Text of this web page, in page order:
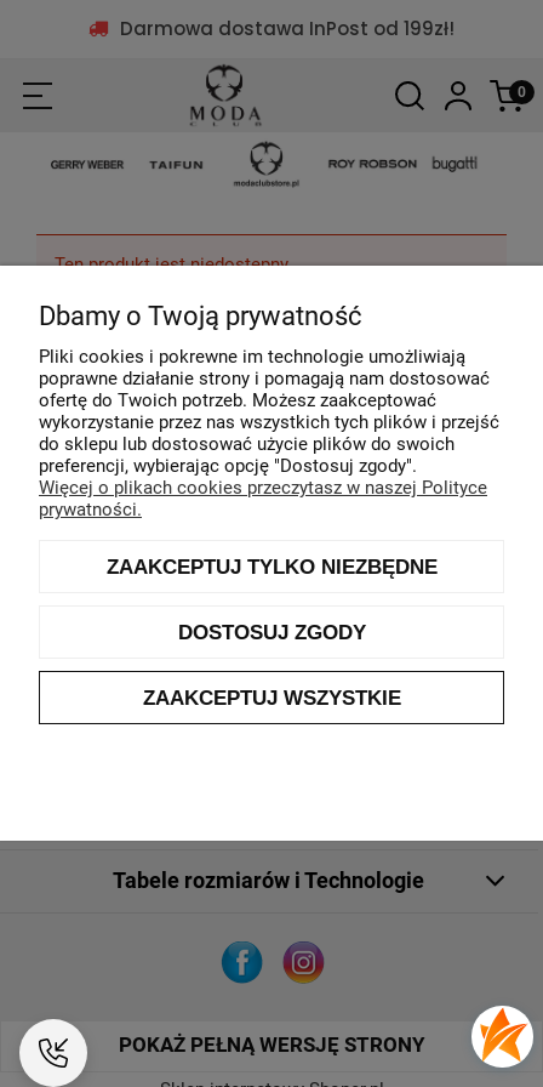
Darmowa dostawa InPost od 199zł!
Ten produkt jest niedostępny.
Ponad 40 lat na rynku Profesjonalna
Pomoc
Moje konto
Tabele rozmiarów i Technologie
POKAŻ PEŁNĄ WERSJĘ STRONY
Dbamy o Twoją prywatność
Pliki cookies i pokrewne im technologie umożliwiają
poprawne działanie strony i pomagają nam dostosować
ofertę do Twoich potrzeb. Możesz zaakceptować
wykorzystanie przez nas wszystkich tych plików i przejść
do sklepu lub dostosować użycie plików do swoich
preferencji, wybierając opcję "Dostosuj zgody".
Więcej o plikach cookies przeczytasz w naszej Polityce
prywatności.
ZAAKCEPTUJ TYLKO NIEZBĘDNE
DOSTOSUJ ZGODY
ZAAKCEPTUJ WSZYSTKIE